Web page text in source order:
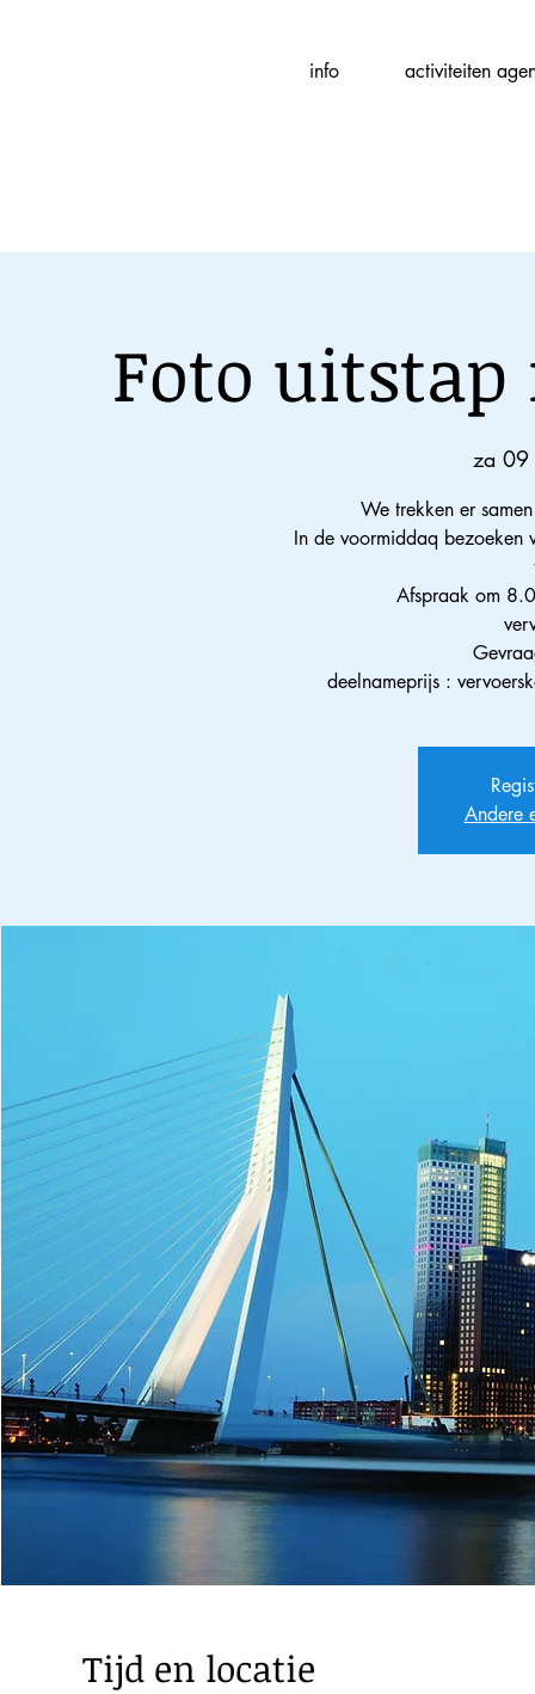
info activiteiten
Foto
za 09
We trekken er
In de voormiddaq bezoeken
Afspraak om
deelnameprijs :
Andere
Tijd en locatie